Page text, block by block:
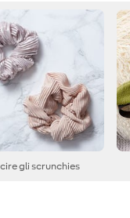
gli scrunchies